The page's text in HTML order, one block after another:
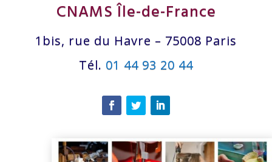
CNAMS Île-de-France
1bis, rue du Havre – 75008 Paris
Tél. 01 44 93 20 44